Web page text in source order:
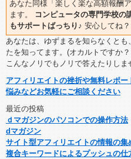
あなた同様「楽しく楽な高額報酬
ます。
コンピュータの専門学校の
もサポートばっちり♪ 安心してね？
あなたは、ゆずまるを知らなくと
たを知ってます。(オカルトですか
こんなノリでもノリで答えたりしま
アフィリエイトの挫折や無料レポ
悩みなどお気軽にご相談ください
最近の投稿
ｄマガジンのパソコンでの操作方法
dマガジン
サイト型アフィリエイトの情報の集
複合キーワードによるプッシュの仕